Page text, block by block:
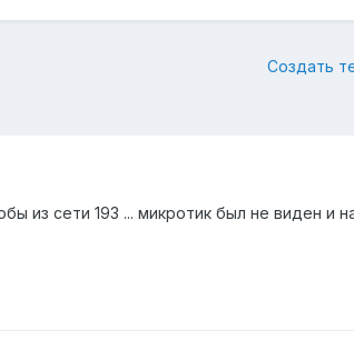
Создать
из сети 193 ... микротик был не виден и